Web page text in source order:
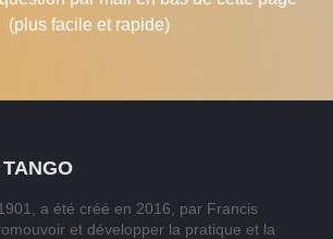
(plus facile et rapide)
a été créé en 2016, par Francis
et développer la pratique et la